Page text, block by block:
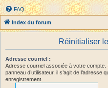
FAQ
Index du forum
Réinitialiser
Adresse courriel :
Adresse courriel associée à votre compte.
panneau d’utilisateur, il s’agit de
enregistrement.